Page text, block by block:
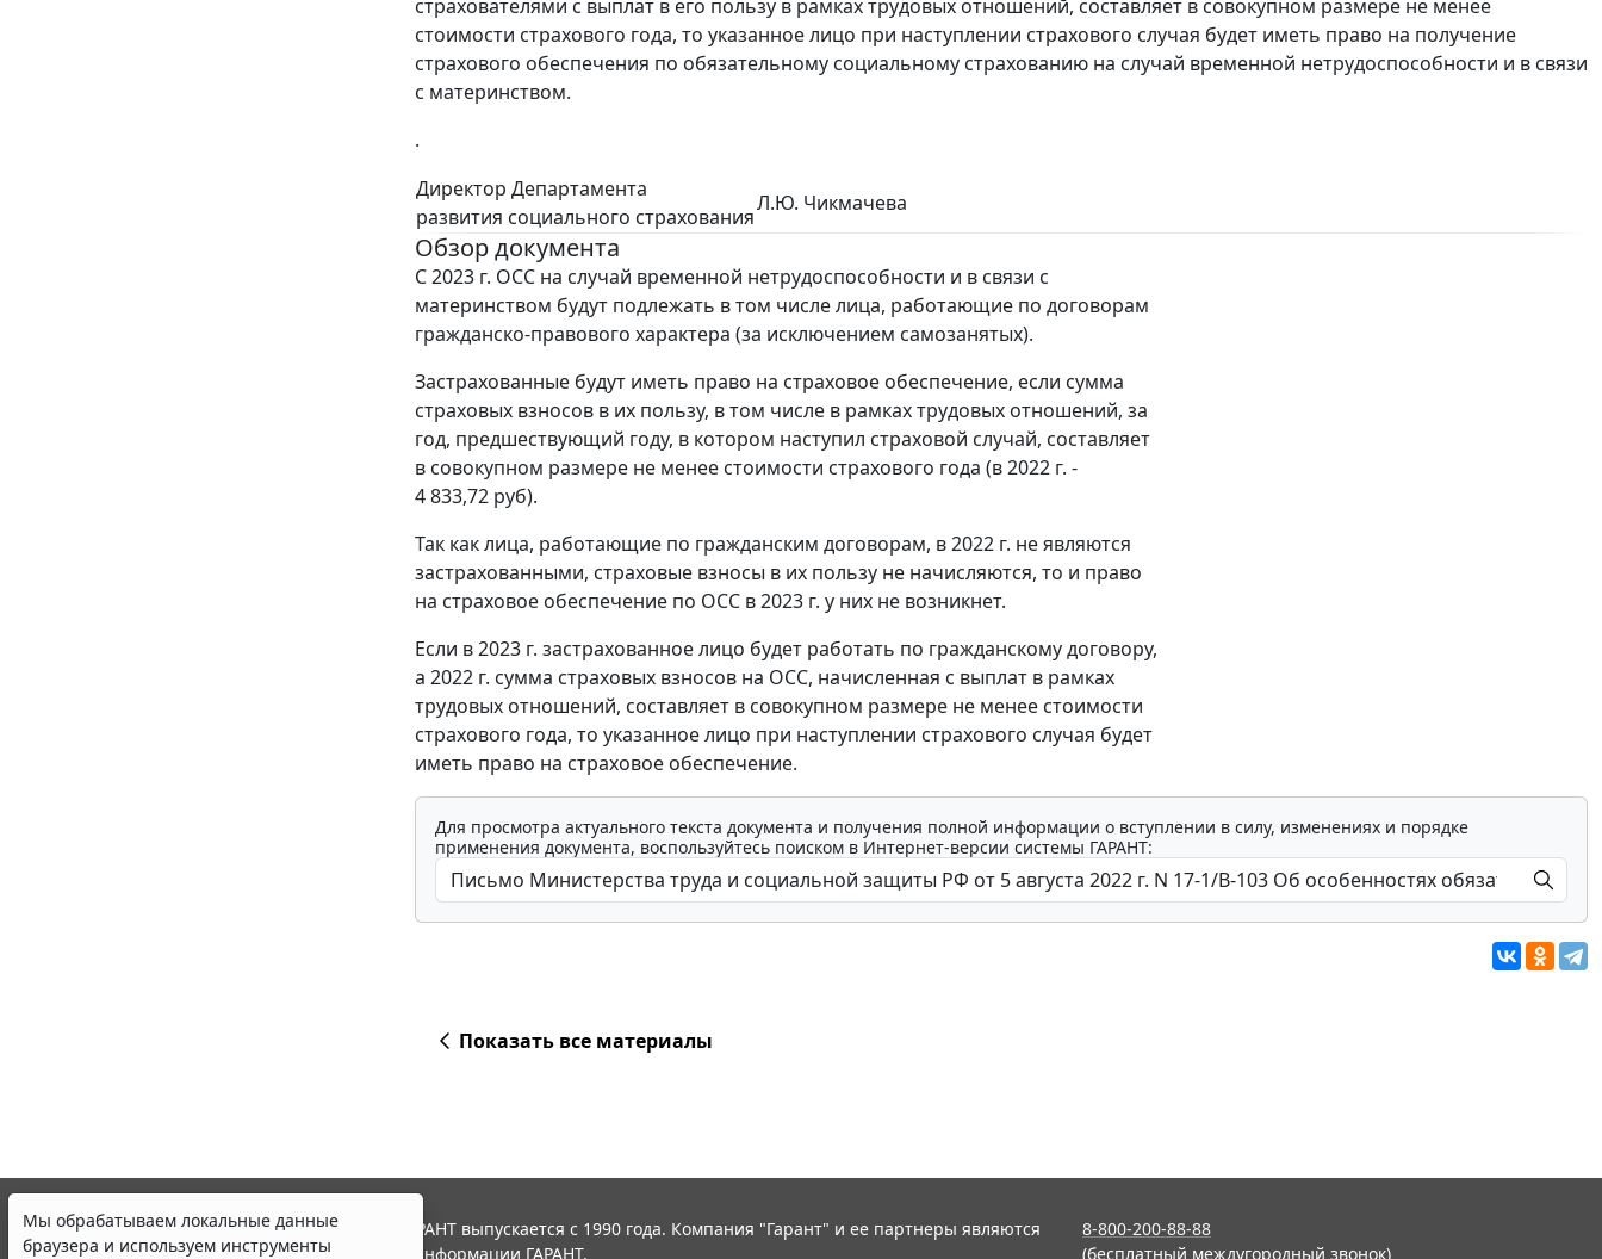
страхователями с выплат в его пользу в рамках трудовых отношений, составляет в совокупном размере не менее
стоимости страхового года, то указанное лицо при наступлении страхового случая будет иметь право на получение
страхового обеспечения по обязательному социальному страхованию на случай временной нетрудоспособности и в связи
с материнством.
.
Директор Департамента
развития социального страхования
Л.Ю. Чикмачева
Обзор документа
С 2023 г. ОСС на случай временной нетрудоспособности и в связи с
материнством будут подлежать в том числе лица, работающие по договорам
гражданско-правового характера (за исключением самозанятых).
Застрахованные будут иметь право на страховое обеспечение, если сумма
страховых взносов в их пользу, в том числе в рамках трудовых отношений, за
год, предшествующий году, в котором наступил страховой случай, составляет
в совокупном размере не менее стоимости страхового года (в 2022 г. -
4 833,72 руб).
Так как лица, работающие по гражданским договорам, в 2022 г. не являются
застрахованными, страховые взносы в их пользу не начисляются, то и право
на страховое обеспечение по ОСС в 2023 г. у них не возникнет.
Если в 2023 г. застрахованное лицо будет работать по гражданскому договору,
а 2022 г. сумма страховых взносов на ОСС, начисленная с выплат в рамках
трудовых отношений, составляет в совокупном размере не менее стоимости
страхового года, то указанное лицо при наступлении страхового случая будет
иметь право на страховое обеспечение.
Для просмотра актуального текста документа и получения полной информации о вступлении в силу, изменениях и порядке
применения документа, воспользуйтесь поиском в Интернет-версии системы ГАРАНТ:
Показать все материалы
Мы обрабатываем локальные данные
браузера и используем инструменты
© ООО "НПП "ГАРАНТ-СЕРВИС", 2026. Система ГАРАНТ выпускается с 1990 года. Компания "Гарант" и ее партнеры являются
участниками Российской ассоциации правовой информации ГАРАНТ.
8-800-200-88-88
(бесплатный междугородный звонок)